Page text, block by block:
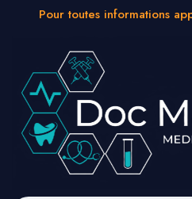
Pour toutes informations